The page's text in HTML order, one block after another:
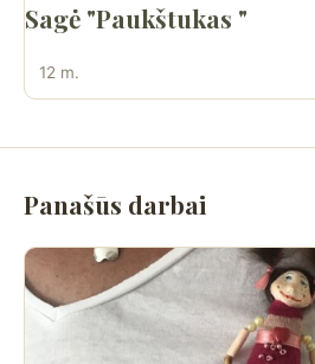
Sagė "Paukštukas "
12 m.
Panašūs darbai